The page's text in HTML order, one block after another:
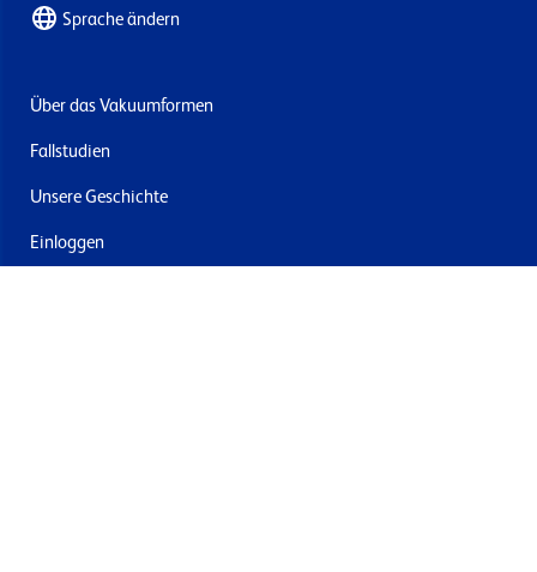
Sprache ändern
Über das Vakuumformen
Fallstudien
Unsere Geschichte
Einloggen